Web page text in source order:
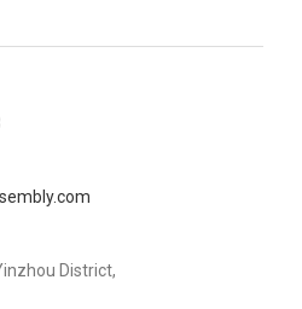
District,